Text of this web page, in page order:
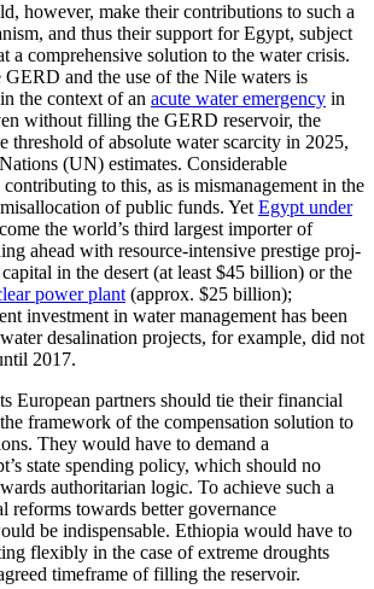
however, make their contributions to such a
and thus their support for Egypt, subject
a com­prehensive solution to the water crisis.
and the use of the Nile waters is
the context of an acute water emergency in
without filling the GERD reservoir, the
threshold of absolute water scarcity in 2025,
(UN) estimates. Considerable
to this, as is mismanagement in the
of public funds. Yet Egypt under
the world’s third largest importer of
ahead with resource-intensive prestige proj­
in the desert (at least $45 billion) or the
power plant (approx. $25 billion);
investment in watermanagement has been
desalination projects, for example, did not
2017.
European part­ners should tie their financial
framework of the compensation solution to
They would have to demand a
state spending policy, which should no
authoritarian logic. To achieve such a
reforms towards better governance
be indispensable. Ethio­pia would have to
flexibly in the case of extreme droughts
time­frame of filling the reservoir.